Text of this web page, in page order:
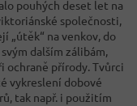
pouhých deset let na
společnosti,
„útěk“ na venkov, do
dalším zálibám,
ochraně přírody. Tvůrci
vykreslení dobové
tak např. i použitím